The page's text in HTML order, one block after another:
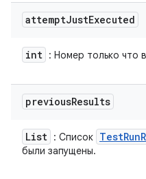
attemptJustExecuted
int : Номер только что
previousResults
List : Список TestRun
были запущены.